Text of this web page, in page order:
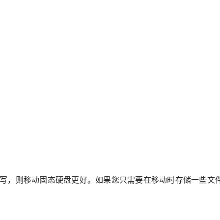
，则移动固态硬盘更好。如果您只需要在移动时存储一些文